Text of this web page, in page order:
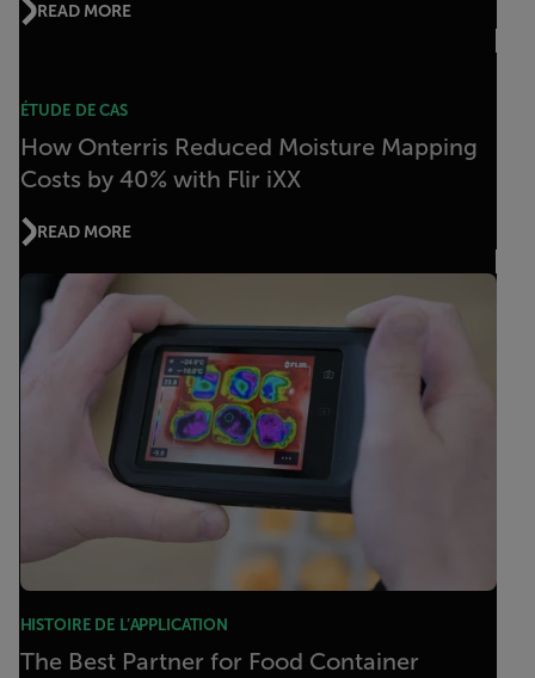
READ MORE
ÉTUDE DE CAS
How Onterris Reduced Moisture Mapping
Costs by 40% with Flir iXX
READ MORE
HISTOIRE DE L’APPLICATION
The Best Partner for Food Container